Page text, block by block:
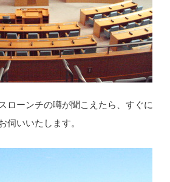
ローンチの噂が聞こえたら、すぐに
伺いいたします。